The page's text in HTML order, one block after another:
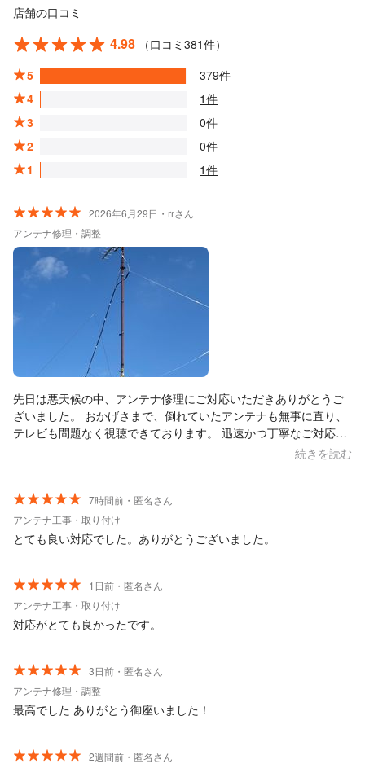
店舗の口コミ
4.98
（口コミ381件）
5
379件
4
1件
3
0件
2
0件
1
1件
2026年6月29日・rrさん
アンテナ修理・調整
先日は悪天候の中、アンテナ修理にご対応いただきありがとうご
ざいました。 おかげさまで、倒れていたアンテナも無事に直り、
テレビも問題なく視聴できております。 迅速かつ丁寧なご対応に
心より感謝申し上げます。 また何かございましたらご相談させて
続きを読む
7時間前・匿名さん
アンテナ工事・取り付け
とても良い対応でした。ありがとうございました。
1日前・匿名さん
アンテナ工事・取り付け
対応がとても良かったです。
3日前・匿名さん
アンテナ修理・調整
最高でした ありがとう御座いました！
2週間前・匿名さん